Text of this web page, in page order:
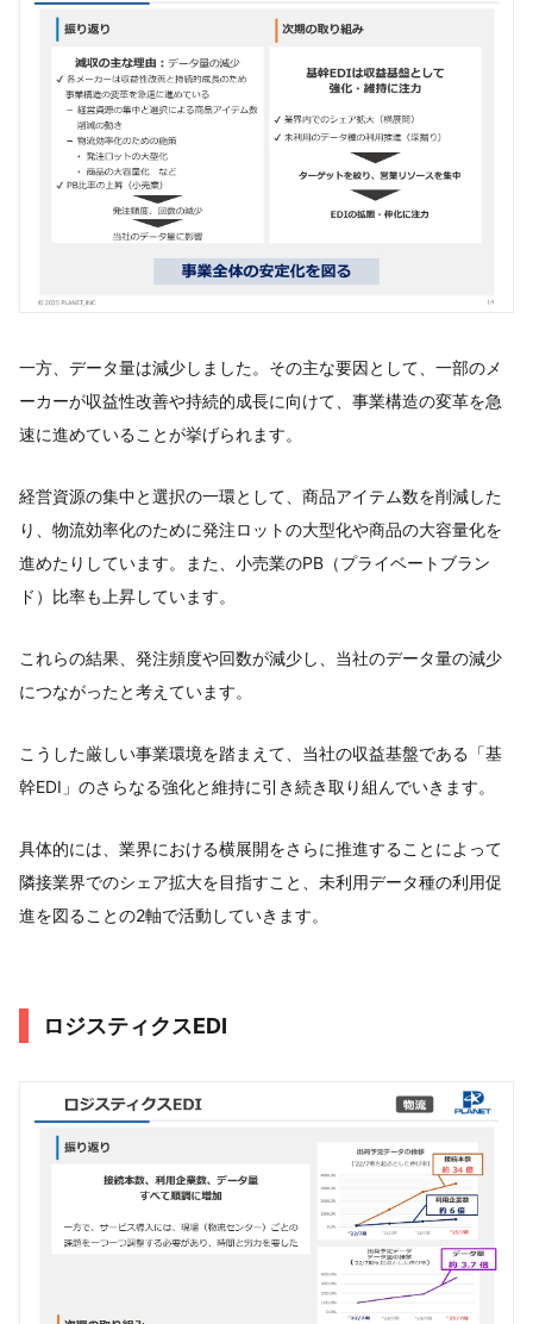
一方、データ量は減少しました。その主な要因として、一部のメ
ーカーが収益性改善や持続的成長に向けて、事業構造の変革を急
速に進めていることが挙げられます。
経営資源の集中と選択の一環として、商品アイテム数を削減した
り、物流効率化のために発注ロットの大型化や商品の大容量化を
進めたりしています。また、小売業のPB（プライベートブラン
ド）比率も上昇しています。
これらの結果、発注頻度や回数が減少し、当社のデータ量の減少
につながったと考えています。
こうした厳しい事業環境を踏まえて、当社の収益基盤である「基
幹EDI」のさらなる強化と維持に引き続き取り組んでいきます。
具体的には、業界における横展開をさらに推進することによって
隣接業界でのシェア拡大を目指すこと、未利用データ種の利用促
進を図ることの2軸で活動していきます。
ロジスティクスEDI